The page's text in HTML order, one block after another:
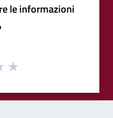
le informazioni